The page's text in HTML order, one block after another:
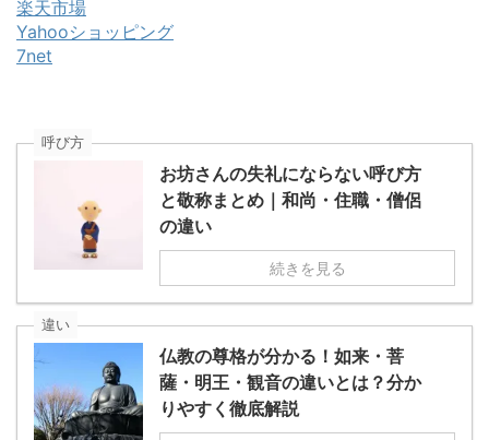
楽天市場
Yahooショッピング
7net
呼び方
お坊さんの失礼にならない呼び方
と敬称まとめ｜和尚・住職・僧侶
の違い
続きを見る
違い
仏教の尊格が分かる！如来・菩
薩・明王・観音の違いとは？分か
りやすく徹底解説